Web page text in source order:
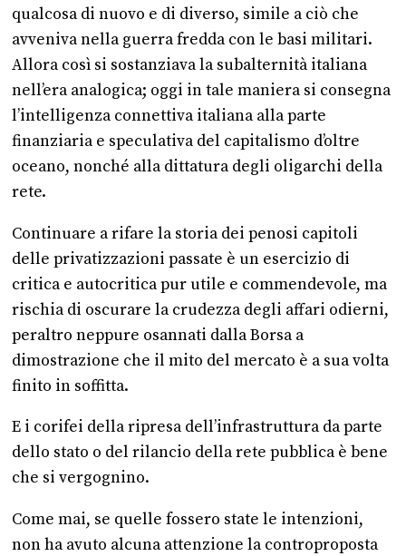
qualcosa di nuovo e di diverso, simile a ciò che
avveniva nella guerra fredda con le basi militari.
Allora così si sostanziava la subalternità italiana
nell’era analogica; oggi in tale maniera si consegna
l’intelligenza connettiva italiana alla parte
finanziaria e speculativa del capitalismo d’oltre
oceano, nonché alla dittatura degli oligarchi della
rete.
Continuare a rifare la storia dei penosi capitoli
delle privatizzazioni passate è un esercizio di
critica e autocritica pur utile e commendevole, ma
rischia di oscurare la crudezza degli affari odierni,
peraltro neppure osannati dalla Borsa a
dimostrazione che il mito del mercato è a sua volta
finito in soffitta.
E i corifei della ripresa dell’infrastruttura da parte
dello stato o del rilancio della rete pubblica è bene
che si vergognino.
Come mai, se quelle fossero state le intenzioni,
non ha avuto alcuna attenzione la controproposta